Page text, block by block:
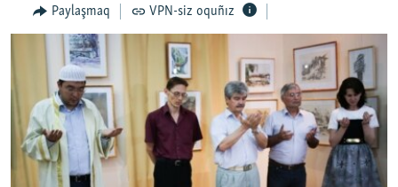
qaytmaq
MEDENİYET
İNSAN AQLARI
SÜRET
BLOGLAR
FİKİR
Paylaşmaq VPN-siz oquñız